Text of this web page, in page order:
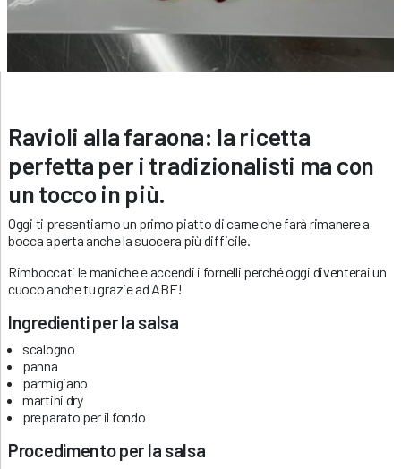
Ravioli alla faraona: la ricetta
perfetta per i tradizionalisti ma con
un tocco in più.
Oggi ti presentiamo un primo piatto di carne che farà rimanere a
bocca aperta anche la suocera più difficile.
Rimboccati le maniche e accendi i fornelli perché oggi diventerai un
cuoco anche tu grazie ad ABF!
Ingredienti per la salsa
scalogno
panna
parmigiano
martini dry
preparato per il fondo
Procedimento per la salsa